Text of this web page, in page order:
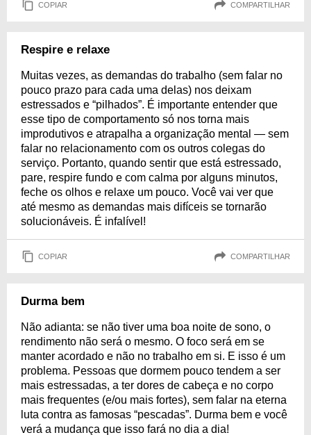
COPIAR COMPARTILHAR
Respire e relaxe
Muitas vezes, as demandas do trabalho (sem falar no
pouco prazo para cada uma delas) nos deixam
estressados e “pilhados”. É importante entender que
esse tipo de comportamento só nos torna mais
improdutivos e atrapalha a organização mental — sem
falar no relacionamento com os outros colegas do
serviço. Portanto, quando sentir que está estressado,
pare, respire fundo e com calma por alguns minutos,
feche os olhos e relaxe um pouco. Você vai ver que
até mesmo as demandas mais difíceis se tornarão
solucionáveis. É infalível!
COPIAR COMPARTILHAR
Durma bem
Não adianta: se não tiver uma boa noite de sono, o
rendimento não será o mesmo. O foco será em se
manter acordado e não no trabalho em si. E isso é um
problema. Pessoas que dormem pouco tendem a ser
mais estressadas, a ter dores de cabeça e no corpo
mais frequentes (e/ou mais fortes), sem falar na eterna
luta contra as famosas “pescadas”. Durma bem e você
verá a mudança que isso fará no dia a dia!